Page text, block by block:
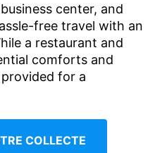
center, and
free travel with an
a restaurant and
comforts and
for a
COLLECTE